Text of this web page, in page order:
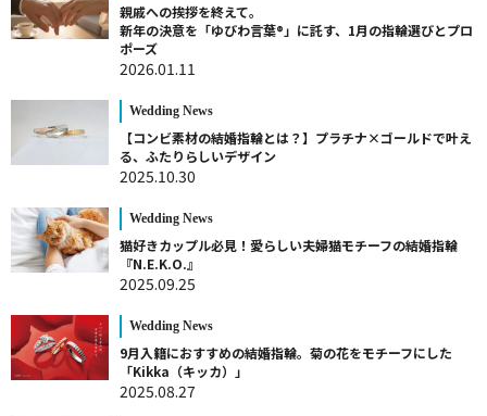
親戚への挨拶を終えて。
新年の決意を「ゆびわ言葉®」に託す、1月の指輪選びとプロ
ポーズ
2026.01.11
Wedding News
【コンビ素材の結婚指輪とは？】プラチナ×ゴールドで叶え
る、ふたりらしいデザイン
2025.10.30
Wedding News
猫好きカップル必見！愛らしい夫婦猫モチーフの結婚指輪
『N.E.K.O.』
2025.09.25
Wedding News
9月入籍におすすめの結婚指輪。菊の花をモチーフにした
「Kikka（キッカ）」
2025.08.27